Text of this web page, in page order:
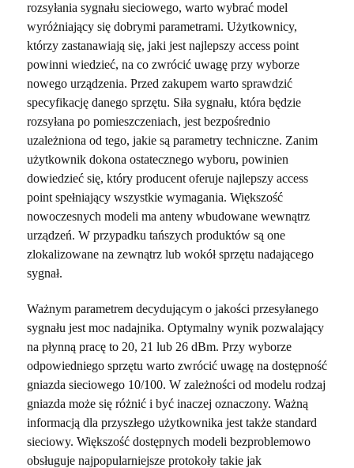
rozsyłania sygnału sieciowego, warto wybrać model
wyróżniający się dobrymi parametrami. Użytkownicy,
którzy zastanawiają się, jaki jest najlepszy access point
powinni wiedzieć, na co zwrócić uwagę przy wyborze
nowego urządzenia. Przed zakupem warto sprawdzić
specyfikację danego sprzętu. Siła sygnału, która będzie
rozsyłana po pomieszczeniach, jest bezpośrednio
uzależniona od tego, jakie są parametry techniczne. Zanim
użytkownik dokona ostatecznego wyboru, powinien
dowiedzieć się, który producent oferuje najlepszy access
point spełniający wszystkie wymagania. Większość
nowoczesnych modeli ma anteny wbudowane wewnątrz
urządzeń. W przypadku tańszych produktów są one
zlokalizowane na zewnątrz lub wokół sprzętu nadającego
sygnał.
Ważnym parametrem decydującym o jakości przesyłanego
sygnału jest moc nadajnika. Optymalny wynik pozwalający
na płynną pracę to 20, 21 lub 26 dBm. Przy wyborze
odpowiedniego sprzętu warto zwrócić uwagę na dostępność
gniazda sieciowego 10/100. W zależności od modelu rodzaj
gniazda może się różnić i być inaczej oznaczony. Ważną
informacją dla przyszłego użytkownika jest także standard
sieciowy. Większość dostępnych modeli bezproblemowo
obsługuje najpopularniejsze protokoły takie jak